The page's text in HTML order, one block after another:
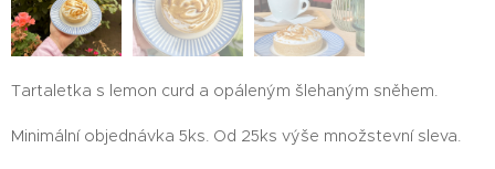
Tartaletka s lemon curd a opáleným šlehaným sněhem.
Minimální objednávka 5ks. Od 25ks výše množstevní sleva.